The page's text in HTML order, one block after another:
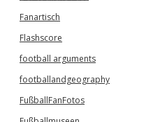
Fanartisch
Flashscore
football arguments
footballandgeography
FußballFanFotos